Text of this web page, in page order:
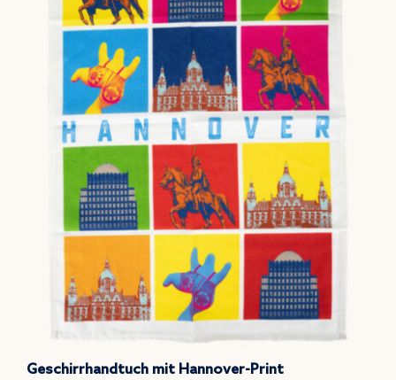
Geschirrhandtuch mit Hannover-Print